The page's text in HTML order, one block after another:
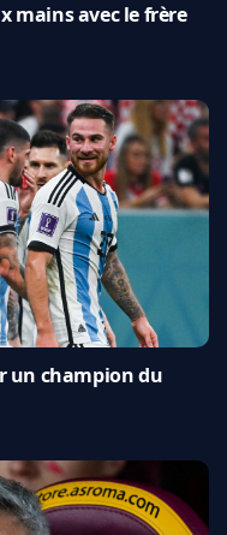
mains avec le frère
un champion du